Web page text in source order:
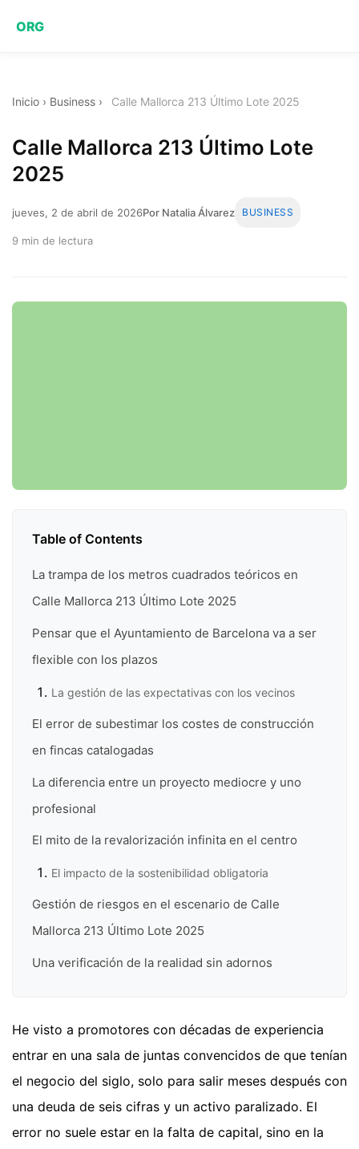
ORG
Inicio › Business › Calle Mallorca 213 Último Lote 2025
Calle Mallorca 213 Último Lote
2025
jueves, 2 de abril de 2026Por Natalia Álvarez BUSINESS
9 min de lectura
Table of Contents
La trampa de los metros cuadrados teóricos en
Calle Mallorca 213 Último Lote 2025
Pensar que el Ayuntamiento de Barcelona va a ser
flexible con los plazos
La gestión de las expectativas con los vecinos
El error de subestimar los costes de construcción
en fincas catalogadas
La diferencia entre un proyecto mediocre y uno
profesional
El mito de la revalorización infinita en el centro
El impacto de la sostenibilidad obligatoria
Gestión de riesgos en el escenario de Calle
Mallorca 213 Último Lote 2025
Una verificación de la realidad sin adornos
He visto a promotores con décadas de experiencia
entrar en una sala de juntas convencidos de que tenían
el negocio del siglo, solo para salir meses después con
una deuda de seis cifras y un activo paralizado. El
error no suele estar en la falta de capital, sino en la